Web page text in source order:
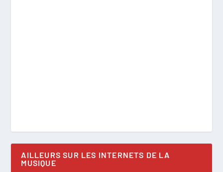
AILLEURS SUR LES INTERNETS DE LA
MUSIQUE